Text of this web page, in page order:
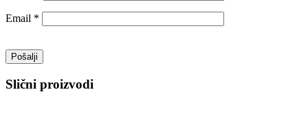
Email *
Slični proizvodi